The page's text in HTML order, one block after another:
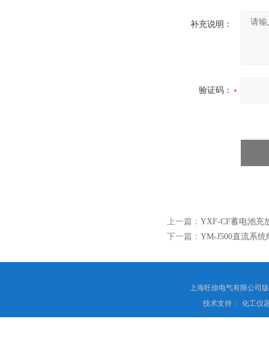
补充说明：
验证码：
上一篇： YXF-CF蓄电池充
下一篇： YM-J500直流系
上海旺徐电气有限公司
技术支持：
化工仪